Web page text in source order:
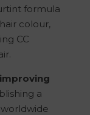
formula
colour,
CC
a